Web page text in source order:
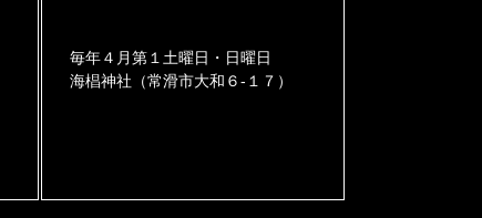
毎年４月第１土曜日・日曜日
海椙神社（常滑市大和６-１７）